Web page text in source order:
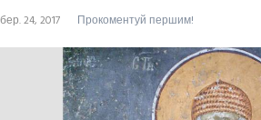
бер. 24, 2017 Прокоментуй першим!